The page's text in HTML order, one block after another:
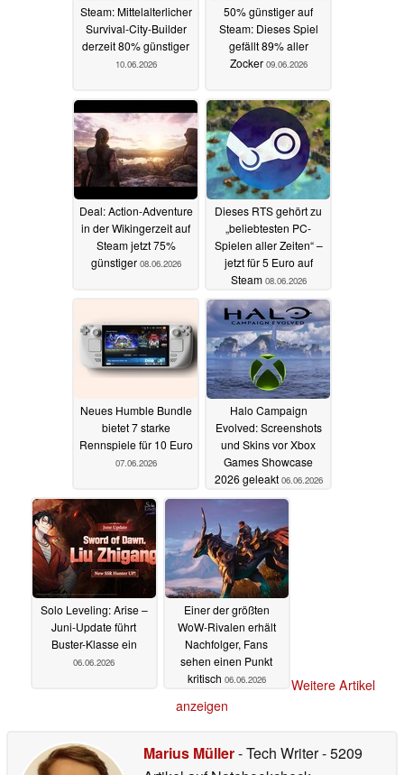
Steam: Mittelalterlicher
Survival-City-Builder
derzeit 80% günstiger
10.06.2026
50% günstiger auf
Steam: Dieses Spiel
gefällt 89% aller
Zocker 09.06.2026
Deal: Action-Adventure
in der Wikingerzeit auf
Steam jetzt 75%
günstiger 08.06.2026
Dieses RTS gehört zu
„beliebtesten PC-
Spielen aller Zeiten“ –
jetzt für 5 Euro auf
Steam 08.06.2026
Neues Humble Bundle
bietet 7 starke
Rennspiele für 10 Euro
07.06.2026
Halo Campaign
Evolved: Screenshots
und Skins vor Xbox
Games Showcase
2026 geleakt 06.06.2026
Solo Leveling: Arise –
Juni-Update führt
Buster-Klasse ein
06.06.2026
Einer der größten
WoW-Rivalen erhält
Nachfolger, Fans
sehen einen Punkt
kritisch 06.06.2026
Weitere Artikel
anzeigen
Marius Müller- Tech Writer- 5209